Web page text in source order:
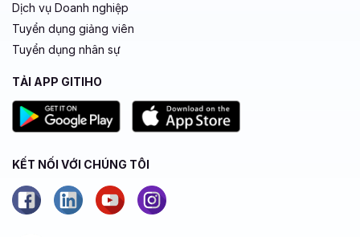
Dịch vụ Doanh nghiệp
Tuyển dụng giảng viên
Tuyển dụng nhân sự
TẢI APP GITIHO
KẾT NỐI VỚI CHÚNG TÔI